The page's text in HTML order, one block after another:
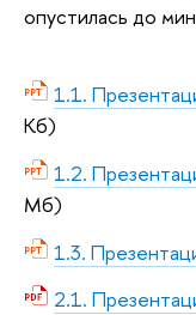
опустилась до
1.1.
Кб)
1.2.
Мб)
1.3.
2.1.